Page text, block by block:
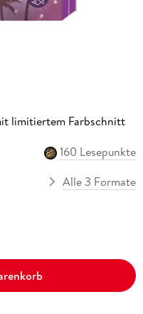
limitiertem Farbschnitt
160 Lesepunkte
Alle 3 Formate